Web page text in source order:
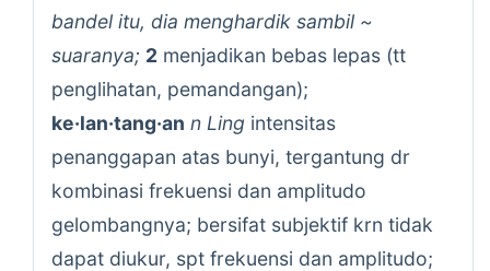
bandel itu, dia menghardik sambil ~
suaranya; 2 menjadikan bebas lepas (tt
penglihatan, pemandangan);
ke·lan·tang·an n Ling intensitas
penanggapan atas bunyi, tergantung dr
kombinasi frekuensi dan amplitudo
gelombangnya; bersifat subjektif krn tidak
dapat diukur, spt frekuensi dan amplitudo;